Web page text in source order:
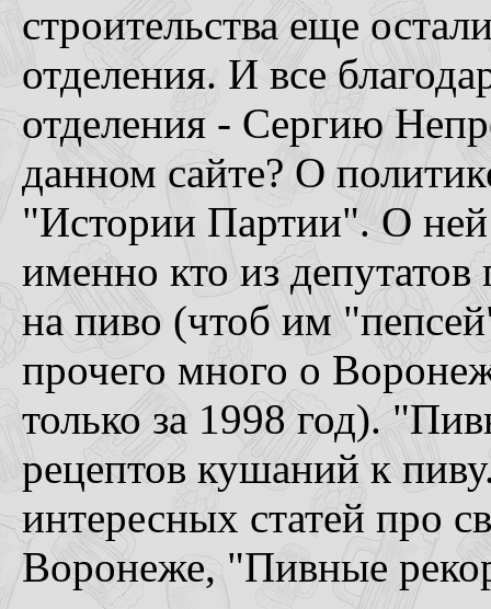
строительства еще
отделения. И все
отделения - Сергию
данном сайте? О
"Истории Партии". О
именно кто из
на пиво (чтоб им
прочего много о
только за 1998 год).
рецептов кушаний к
интересных статей про
Воронеже, "Пивные